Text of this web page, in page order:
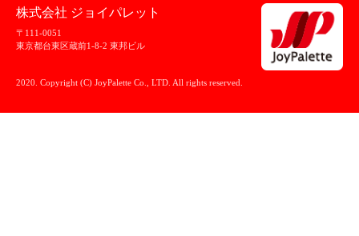
株式会社 ジョイパレット
〒111-0051
東京都台東区蔵前1-8-2 東邦ビル
2020. Copyright (C) JoyPalette Co., LTD. All rights reserved.